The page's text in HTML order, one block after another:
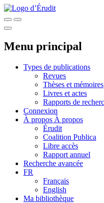
Menu principal
Types de publications
Revues
Thèses et mémoires
Livres et actes
Rapports de
Connexion
À propos À propos
Érudit
Coalition Publica
Libre accès
Rapport annuel
Recherche avancée
FR
Français
English
Ma bibliothèque